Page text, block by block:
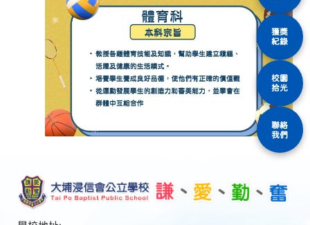
獲獎
紀錄
校園
拾光
聯絡
我們